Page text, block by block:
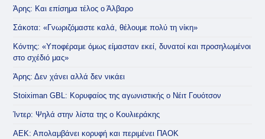
Άρης: Και επίσημα τέλος ο Άλβαρο
Σάκοτα: «Γνωριζόμαστε καλά, θέλουμε πολύ τη νίκη»
Κόντης: «Υποφέραμε όμως είμασταν εκεί, δυνατοί και προσηλωμένοι
στο σχέδιό μας»
Άρης: Δεν χάνει αλλά δεν νικάει
Stoiximan GBL: Κορυφαίος της αγωνιστικής ο Νέιτ Γουότσον
Ίντερ: Ψηλά στην λίστα της ο Κουλιεράκης
ΑΕΚ: Απολαμβάνει κορυφή και περιμένει ΠΑΟΚ